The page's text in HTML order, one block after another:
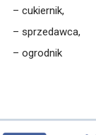
– cukiernik,
– sprzedawca,
– ogrodnik